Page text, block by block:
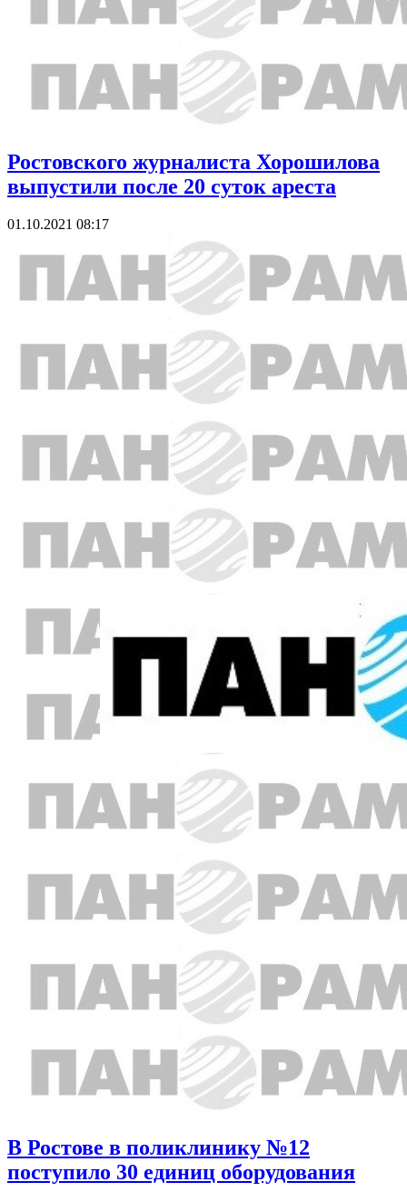
Ростовского журналиста Хорошилова
выпустили после 20 суток ареста
01.10.2021 08:17
В Ростове в поликлинику №12
поступило 30 единиц оборудования